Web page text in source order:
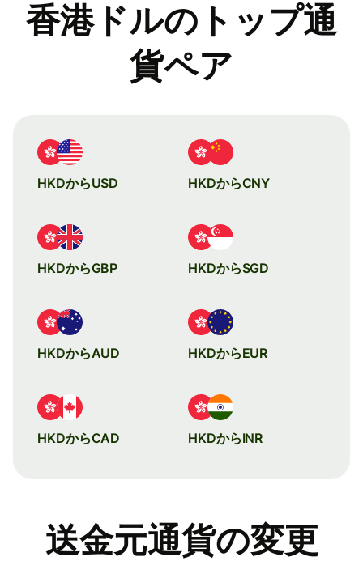
香港ドルのトップ通
貨ペア
HKDからUSD HKDからCNY
HKDからGBP HKDからSGD
HKDからAUD HKDからEUR
HKDからCAD HKDからINR
送金元通貨の変更